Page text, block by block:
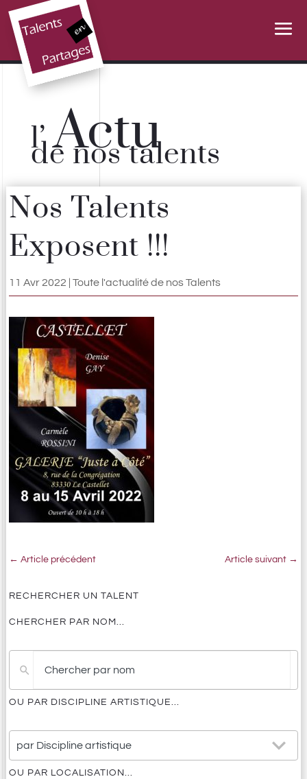
l’Actu
de nos talents
Nos Talents
Exposent !!!
11 Avr 2022 |Toute l'actualité de nos Talents
←Article précédent Article suivant→
RECHERCHER UN TALENT
CHERCHER PAR NOM...
OU PAR DISCIPLINE ARTISTIQUE...
par Discipline artistique
results
available
OU PAR LOCALISATION...